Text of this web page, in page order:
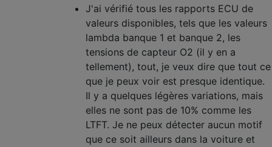
J'ai vérifié tous les rapports ECU de
valeurs disponibles, tels que les valeurs
lambda banque 1 et banque 2, les
tensions de capteur O2 (il y en a
tellement), tout, je veux dire que tout ce
que je peux voir est presque identique.
Il y a quelques légères variations, mais
elles ne sont pas de 10% comme les
LTFT. Je ne peux détecter aucun motif
que ce soit ailleurs dans la voiture et